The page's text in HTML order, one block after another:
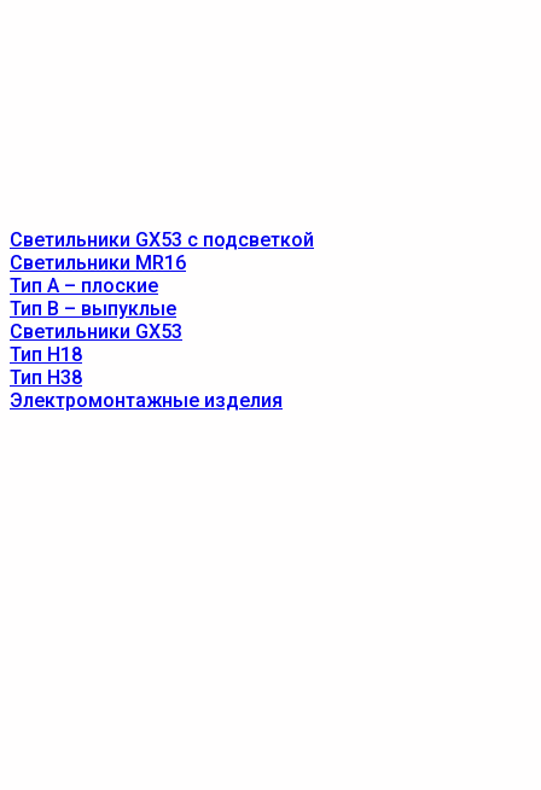
Светильники GX53 с подсветкой
Светильники MR16
Тип A – плоские
Тип B – выпуклые
Светильники GX53
Тип Н18
Тип Н38
Электромонтажные изделия